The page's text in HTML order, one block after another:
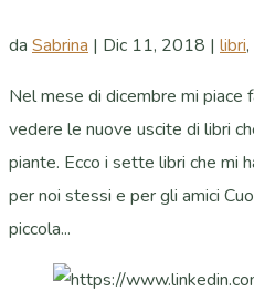
da Sabrina | Dic 11, 2018 | libri,
Nel mese di dicembre mi piace
vedere le nuove uscite di libri
piante. Ecco i sette libri che mi
per noi stessi e per gli amici
piccola...